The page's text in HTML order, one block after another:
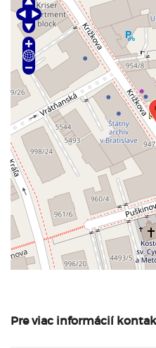
Pre viac informácií